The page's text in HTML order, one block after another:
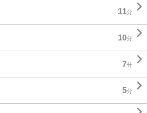
11分 
10分 
7分 
5分 